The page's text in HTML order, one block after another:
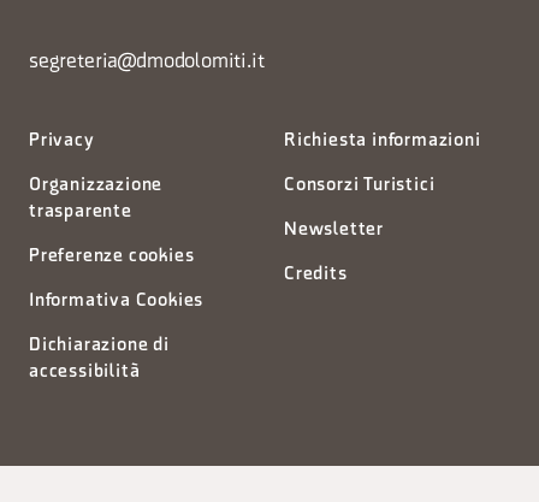
segreteria@dmodolomiti.it
Privacy
Organizzazione
trasparente
Preferenze cookies
Informativa Cookies
Dichiarazione di
accessibilità
Richiesta informazioni
Consorzi Turistici
Newsletter
Credits